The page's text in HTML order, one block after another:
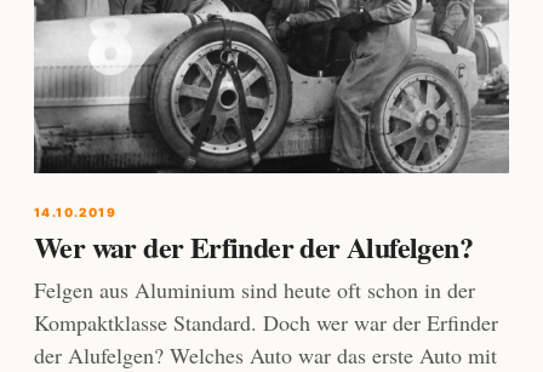
14.10.2019
Wer war der Erfinder der Alufelgen?
Felgen aus Aluminium sind heute oft schon in der
Kompaktklasse Standard. Doch wer war der Erfinder
der Alufelgen? Welches Auto war das erste Auto mit